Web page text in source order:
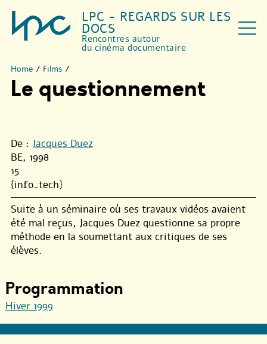
LPC - REGARDS SUR LES
DOCS
Rencontres autour
du cinéma documentaire
Home / Films /
Le questionnement
De : Jacques Duez
BE, 1998
15
{info_tech}
Suite à un séminaire où ses travaux vidéos avaient
été mal reçus, Jacques Duez questionne sa propre
méthode en la soumettant aux critiques de ses
élèves.
Programmation
Hiver 1999